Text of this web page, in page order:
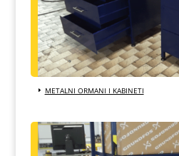
METALNI ORMANI I KABINETI